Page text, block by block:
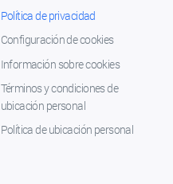
Política de privacidad
Configuración de cookies
Información sobre cookies
Términos y condiciones de
ubicación personal
Política de ubicación personal